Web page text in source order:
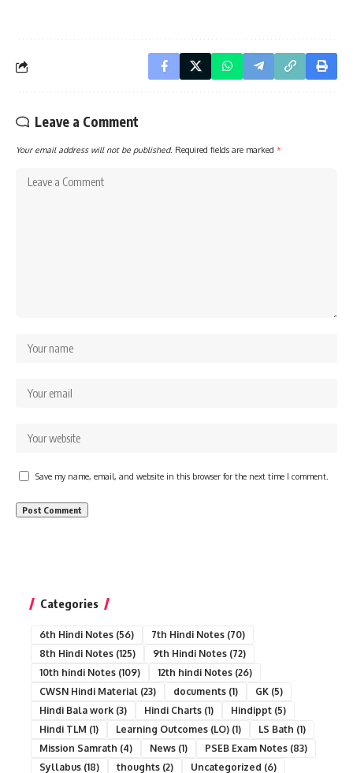
Leave a Comment
Your email address will not be published. Required fields are marked *
Save my name, email, and website in this browser for the next time I comment.
Categories
6th Hindi Notes (56) 7th Hindi Notes (70)
8th Hindi Notes (125) 9th Hindi Notes (72)
10th hindi Notes (109) 12th hindi Notes (26)
CWSN Hindi Material (23) documents (1) GK (5)
Hindi Bala work (3) Hindi Charts (1) Hindippt (5)
Hindi TLM (1) Learning Outcomes (LO) (1) LS Bath (1)
Mission Samrath (4) News (1) PSEB Exam Notes (83)
Syllabus (18) thoughts (2) Uncategorized (6)